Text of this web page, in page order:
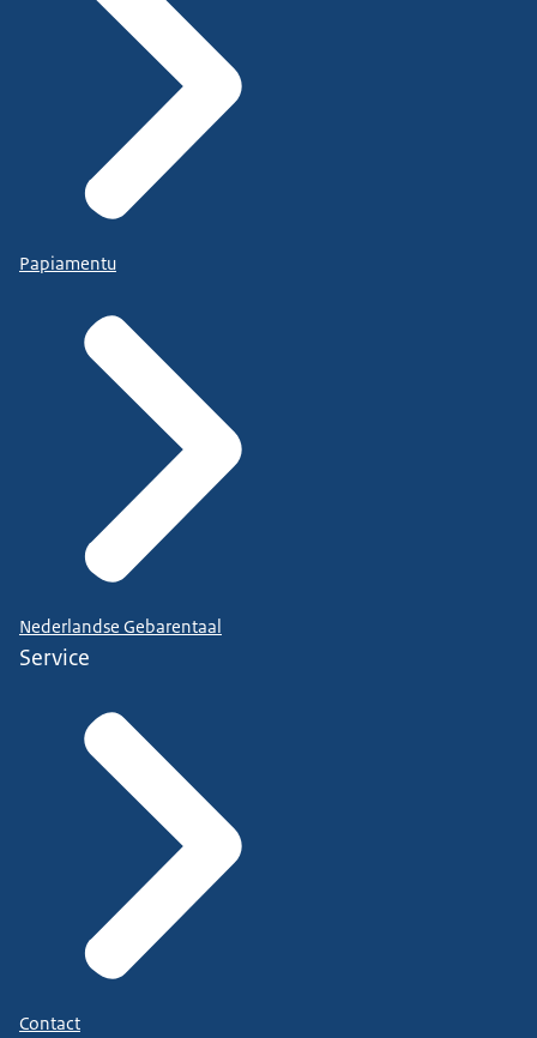
Papiamentu
Nederlandse Gebarentaal
Service
Contact